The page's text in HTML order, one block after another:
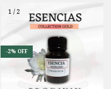
1 / 2
-2% OFF